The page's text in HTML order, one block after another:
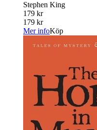
Stephen King
179 kr
179 kr
Mer infoKöp